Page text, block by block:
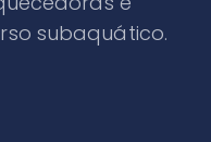
subaquático.